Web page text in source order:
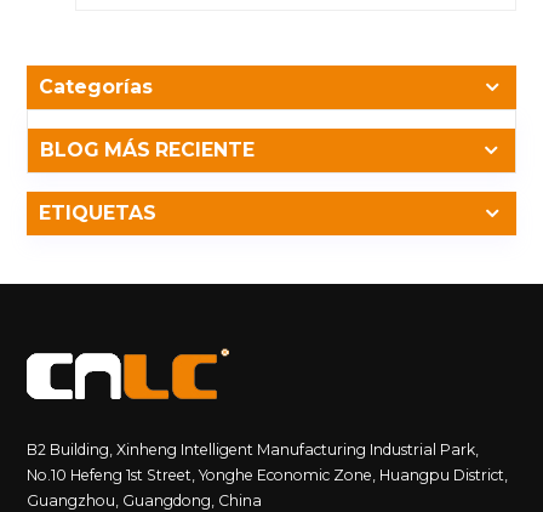
m&aacute;s visibles en ambientes exteriores con
configuraciones de brillo ajustables. Considere las
condiciones de iluminaci&oacute;n en la
ubicaci&oacute;n prevista para la exhibici&oacute;n
publicitaria y elija una pantalla que ofrezca suficiente
LCD generalmente destacan por su precisi&oacute;n
vibrantes y reales. Considere pantallas con alta
precisi&oacute;n de color y amplios &aacute;ngulos
energ&eacute;tica: las pantallas LED son conocidas
por su eficiencia energ&eacute;tica, ya que consumen
Categorías
BLOG MÁS RECIENTE
ETIQUETAS
B2 Building, Xinheng Intelligent Manufacturing Industrial Park,
No.10 Hefeng 1st Street, Yonghe Economic Zone, Huangpu District,
Guangzhou, Guangdong, China